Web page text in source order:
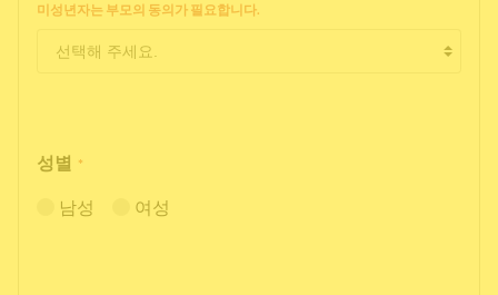
미성년자는 부모의 동의가 필요합니다.
성별 *
남성 여성